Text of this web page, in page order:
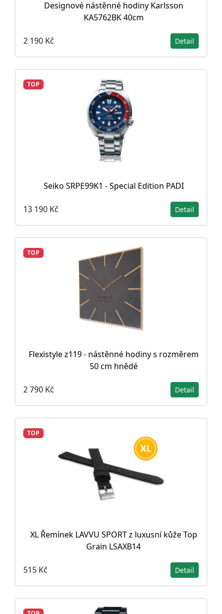
Designové nástěnné hodiny Karlsson
KA5762BK 40cm
2 190 Kč Detail
TOP
Seiko SRPE99K1 - Special Edition PADI
13 190 Kč Detail
TOP
Flexistyle z119 - nástěnné hodiny s rozměrem
50 cm hnědé
2 790 Kč Detail
TOP
XL Řemínek LAVVU SPORT z luxusní kůže Top
Grain LSAXB14
515 Kč Detail